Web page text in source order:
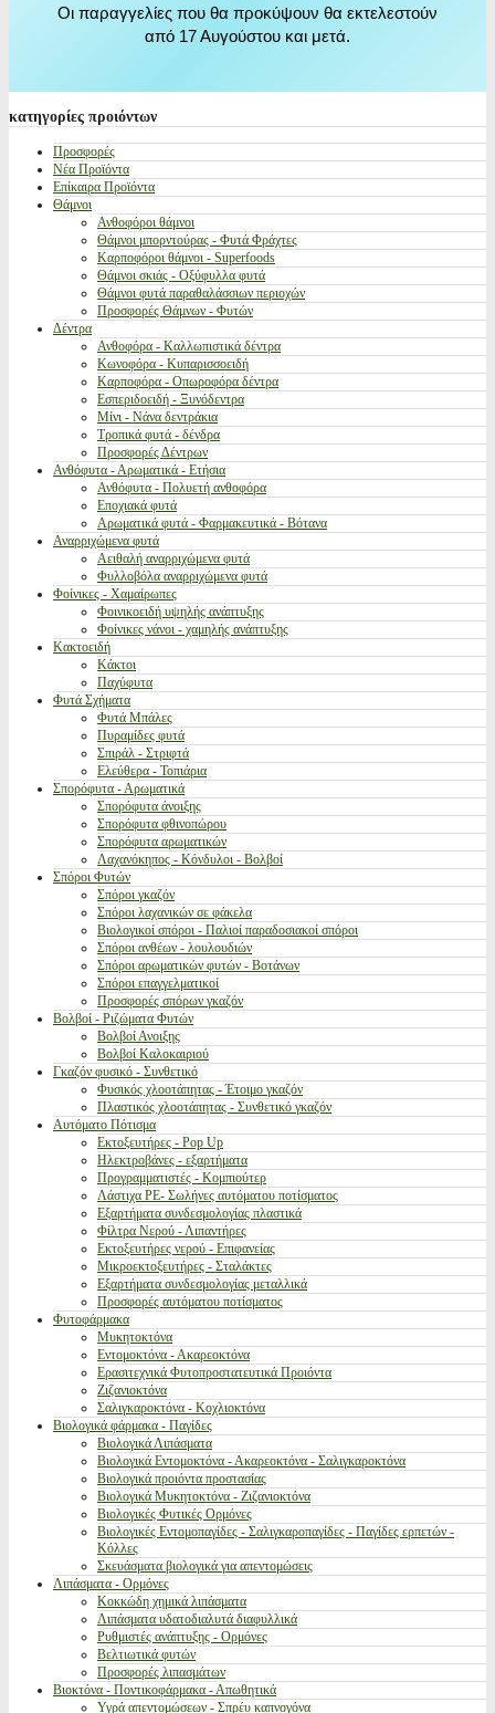
Οι παραγγελίες που θα προκύψουν θα εκτελεστούν
από 17 Αυγούστου και μετά.
κατηγορίες προιόντων
Προσφορές
Νέα Προϊόντα
Επίκαιρα Προϊόντα
Θάμνοι
Ανθοφόροι θάμνοι
Θάμνοι μπορντούρας - Φυτά Φράχτες
Καρποφόροι θάμνοι - Superfoods
Θάμνοι σκιάς - Οξύφυλλα φυτά
Θάμνοι φυτά παραθαλάσσιων περιοχών
Προσφορές Θάμνων - Φυτών
Δέντρα
Ανθοφόρα - Καλλωπιστικά δέντρα
Κωνοφόρα - Κυπαρισσοειδή
Καρποφόρα - Οπωροφόρα δέντρα
Εσπεριδοειδή - Ξυνόδεντρα
Μίνι - Νάνα δεντράκια
Τροπικά φυτά - δένδρα
Προσφορές Δέντρων
Ανθόφυτα - Αρωματικά - Ετήσια
Ανθόφυτα - Πολυετή ανθοφόρα
Εποχιακά φυτά
Αρωματικά φυτά - Φαρμακευτικά - Βότανα
Αναρριχώμενα φυτά
Αειθαλή αναρριχώμενα φυτά
Φυλλοβόλα αναρριχώμενα φυτά
Φοίνικες - Χαμαίρωπες
Φοινικοειδή υψηλής ανάπτυξης
Φοίνικες νάνοι - χαμηλής ανάπτυξης
Κακτοειδή
Κάκτοι
Παχύφυτα
Φυτά Σχήματα
Φυτά Μπάλες
Πυραμίδες φυτά
Σπιράλ - Στριφτά
Ελεύθερα - Τοπιάρια
Σπορόφυτα - Αρωματικά
Σπορόφυτα άνοιξης
Σπορόφυτα φθινοπώρου
Σπορόφυτα αρωματικών
Λαχανόκηπος - Κόνδυλοι - Βολβοί
Σπόροι Φυτών
Σπόροι γκαζόν
Σπόροι λαχανικών σε φάκελα
Βιολογικοί σπόροι - Παλιοί παραδοσιακοί σπόροι
Σπόροι ανθέων - λουλουδιών
Σπόροι αρωματικών φυτών - Βοτάνων
Σπόροι επαγγελματικοί
Προσφορές σπόρων γκαζόν
Βολβοί - Ριζώματα Φυτών
Βολβοί Ανοιξης
Βολβοί Καλοκαιριού
Γκαζόν φυσικό - Συνθετικό
Φυσικός χλοοτάπητας - Έτοιμο γκαζόν
Πλαστικός χλοοτάπητας - Συνθετικό γκαζόν
Αυτόματο Πότισμα
Εκτοξευτήρες - Pop Up
Ηλεκτροβάνες - εξαρτήματα
Προγραμματιστές - Κομπιούτερ
Λάστιχα PE- Σωλήνες αυτόματου ποτίσματος
Εξαρτήματα συνδεσμολογίας πλαστικά
Φίλτρα Νερού - Λιπαντήρες
Εκτοξευτήρες νερού - Επιφανείας
Μικροεκτοξευτήρες - Σταλάκτες
Εξαρτήματα συνδεσμολογίας μεταλλικά
Προσφορές αυτόματου ποτίσματος
Φυτοφάρμακα
Μυκητοκτόνα
Εντομοκτόνα - Ακαρεοκτόνα
Ερασιτεχνικά Φυτοπροστατευτικά Προιόντα
Ζιζανιοκτόνα
Σαλιγκαροκτόνα - Κοχλιοκτόνα
Βιολογικά φάρμακα - Παγίδες
Βιολογικά Λιπάσματα
Βιολογικά Εντομοκτόνα - Ακαρεοκτόνα - Σαλιγκαροκτόνα
Βιολογικά προιόντα προστασίας
Βιολογικά Μυκητοκτόνα - Ζιζανιοκτόνα
Βιολογικές Φυτικές Ορμόνες
Βιολογικές Εντομοπαγίδες - Σαλιγκαροπαγίδες - Παγίδες ερπετών -
Κόλλες
Σκευάσματα βιολογικά για απεντομώσεις
Λιπάσματα - Ορμόνες
Κοκκώδη χημικά λιπάσματα
Λιπάσματα υδατοδιαλυτά διαφυλλικά
Ρυθμιστές ανάπτυξης - Ορμόνες
Βελτιωτικά φυτών
Προσφορές λιπασμάτων
Βιοκτόνα - Ποντικοφάρμακα - Απωθητικά
Υγρά απεντομώσεων - Σπρέυ καπνογόνα